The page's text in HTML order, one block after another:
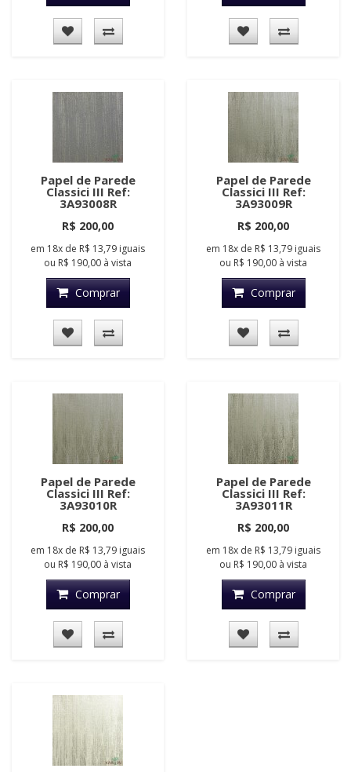
Papel de Parede
Classici III Ref:
3A93008R
R$ 200,00
em 18x de R$ 13,79 iguais
ou R$ 190,00 à vista
Comprar
Papel de Parede
Classici III Ref:
3A93009R
R$ 200,00
em 18x de R$ 13,79 iguais
ou R$ 190,00 à vista
Comprar
Papel de Parede
Classici III Ref:
3A93010R
R$ 200,00
em 18x de R$ 13,79 iguais
ou R$ 190,00 à vista
Comprar
Papel de Parede
Classici III Ref:
3A93011R
R$ 200,00
em 18x de R$ 13,79 iguais
ou R$ 190,00 à vista
Comprar